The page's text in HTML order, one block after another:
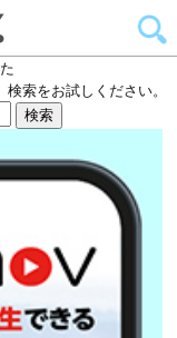
索をお試しください。
検索